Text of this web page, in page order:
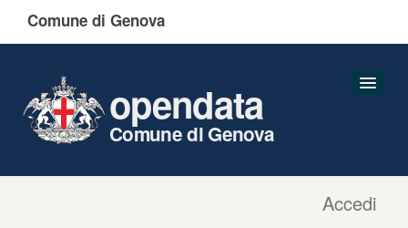
Comune di Genova
Accedi
opendata
Comune di Genova